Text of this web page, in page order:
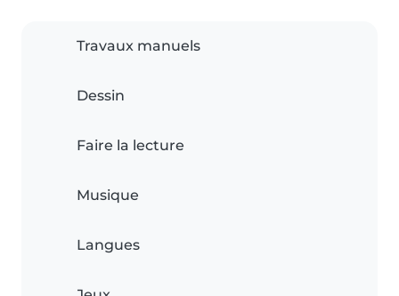
Travaux manuels
Dessin
Faire la lecture
Musique
Langues